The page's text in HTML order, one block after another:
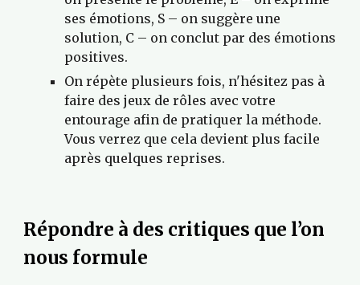
ses émotions, S – on suggère une
solution, C – on conclut par des émotions
positives.
On répète plusieurs fois, n'hésitez pas à
faire des jeux de rôles avec votre
entourage afin de pratiquer la méthode.
Vous verrez que cela devient plus facile
après quelques reprises.
Répondre à des critiques que l’on
nous formule